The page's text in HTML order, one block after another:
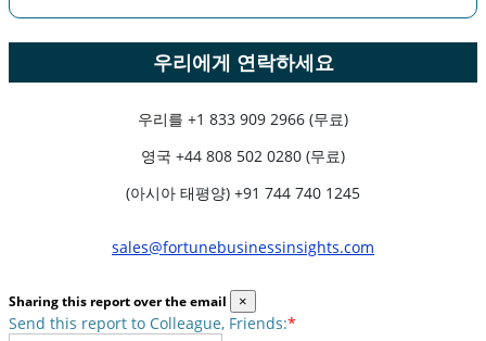
우리에게 연락하세요
우리를 +1 833 909 2966 (무료)
영국 +44 808 502 0280 (무료)
(아시아 태평양) +91 744 740 1245
sales@fortunebusinessinsights.com
Sharing this report over the email ×
Send this report to Colleague, Friends:*